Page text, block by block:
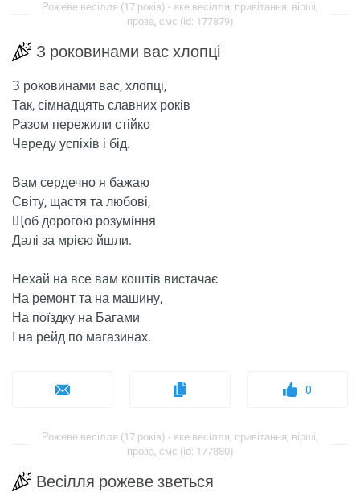
Рожеве весілля (17 років) - яке весілля, привітання, вірші,
проза, смс (id: 177879)
З роковинами вас хлопці
З роковинами вас, хлопці,
Так, сімнадцять славних років
Разом пережили стійко
Череду успіхів і бід.
Вам сердечно я бажаю
Світу, щастя та любові,
Щоб дорогою розуміння
Далі за мрією йшли.
Нехай на все вам коштів вистачає
На ремонт та на машину,
На поїздку на Багами
І на рейд по магазинах.
0
Рожеве весілля (17 років) - яке весілля, привітання, вірші,
проза, смс (id: 177880)
Весілля рожеве зветься